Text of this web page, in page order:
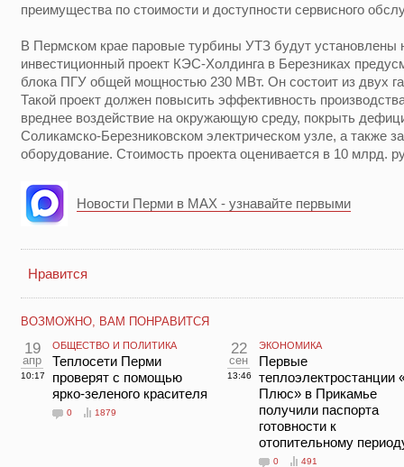
преимущества по стоимости и доступности сервисного
В Пермском крае паровые турбины УТЗ будут установлены
инвестиционный проект КЭС-Холдинга в Березниках
блока ПГУ общей мощностью 230 МВт. Он состоит из двух
Такой проект должен повысить эффективность
вреднее воздействие на окружающую среду, покрыть
Соликамско-Березниковском электрическом узле, а также
оборудование. Стоимость проекта оценивается в 10 млрд.
Новости Перми в MAX - узнавайте первыми
Нравится
ВОЗМОЖНО, ВАМ ПОНРАВИТСЯ
19
апр
10:17
ОБЩЕСТВО И ПОЛИТИКА
Теплосети Перми
проверят с помощью
ярко-зеленого красителя
0 1879
22
сен
13:46
ЭКОНОМИКА
Первые
теплоэлектростанции
Плюс» в Прикамье
получили паспорта
готовности к
отопительному
0 491